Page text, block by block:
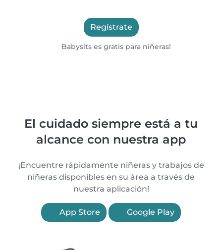
Regístrate
Babysits es gratis para niñeras!
El cuidado siempre está a tu
alcance con nuestra app
¡Encuentre rápidamente niñeras y trabajos de
niñeras disponibles en su área a través de
nuestra aplicación!
App Store Google Play